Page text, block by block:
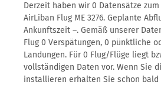
Derzeit haben wir 0 Datensätze
AirLiban Flug ME 3276. Geplante
Ankunftszeit –. Gemäß unserer
Flug 0 Verspätungen, 0 pünktliche
Landungen. Für 0 Flug/Flüge liegt
vollständigen Daten vor. Wenn Sie
installieren erhalten Sie schon bald